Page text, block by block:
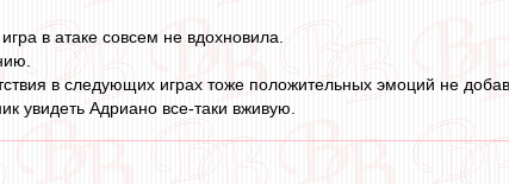
в атаке совсем не вдохновила.
в следующих играх тоже положительных эмоций не
увидеть Адриано все-таки вживую.